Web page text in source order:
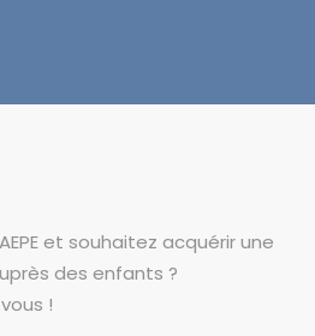
et souhaitez acquérir une
des enfants ?
!